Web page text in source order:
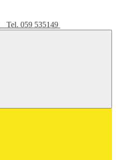
Tel. 059 535149